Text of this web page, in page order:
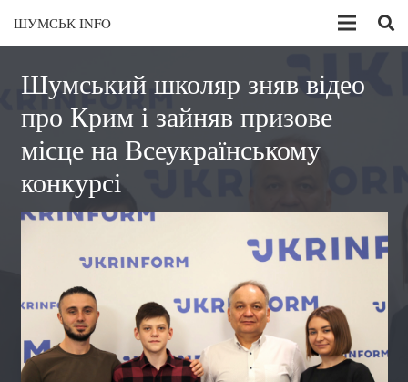
ШУМСЬК INFO
Шумський школяр зняв відео
про Крим і зайняв призове
місце на Всеукраїнському
конкурсі